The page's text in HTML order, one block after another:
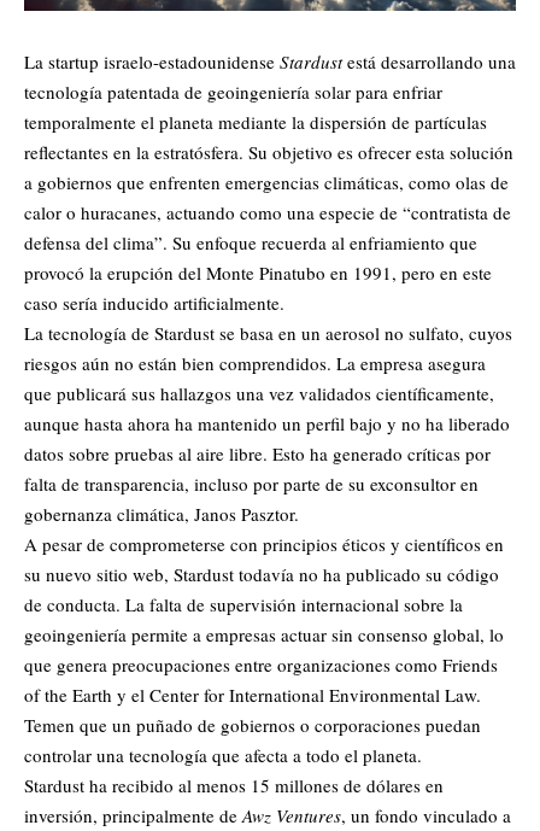
La startup israelo-estadounidense Stardustestá desarrollando una
tecnología patentada de geoingeniería solar para enfriar
temporalmente el planeta mediante la dispersión de partículas
reflectantes en la estratósfera. Su objetivo es ofrecer esta solución
a gobiernos que enfrenten emergencias climáticas, como olas de
calor o huracanes, actuando como una especie de “contratista de
defensa del clima”. Su enfoque recuerda al enfriamiento que
provocó la erupción del Monte Pinatubo en 1991, pero en este
caso sería inducido artificialmente.
La tecnología de Stardust se basa en un aerosol no sulfato, cuyos
riesgos aún no están bien comprendidos. La empresa asegura
que publicará sus hallazgos una vez validados científicamente,
aunque hasta ahora ha mantenido un perfil bajo y no ha liberado
datos sobre pruebas al aire libre. Esto ha generado críticas por
falta de transparencia, incluso por parte de su exconsultor en
gobernanza climática, Janos Pasztor.
A pesar de comprometerse con principios éticos y científicos en
su nuevo sitio web, Stardust todavía no ha publicado su código
de conducta. La falta de supervisión internacional sobre la
geoingeniería permite a empresas actuar sin consenso global, lo
que genera preocupaciones entre organizaciones como Friends
of the Earth y el Center for International Environmental Law.
Temen que un puñado de gobiernos o corporaciones puedan
controlar una tecnología que afecta a todo el planeta.
Stardust ha recibido al menos 15 millones de dólares en
inversión, principalmente de Awz Ventures, un fondo vinculado a